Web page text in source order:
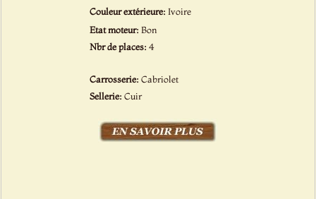
Couleur extérieure:Ivoire
Etat moteur:Bon
Nbr de places:4
Carrosserie:Cabriolet
Sellerie:Cuir